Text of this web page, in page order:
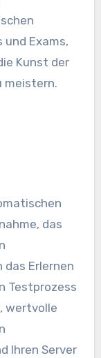
und Exams,
Kunst der
meistern.
das
Erlernen
Testprozess
wertvolle
Ihren Server